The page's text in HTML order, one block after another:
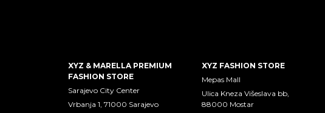
XYZ & MARELLA PREMIUM
FASHION STORE
Sarajevo City Center
Vrbanja 1, 71000 Sarajevo
XYZ FASHION STORE
Mepas Mall
Ulica Kneza Višeslava bb,
88000 Mostar